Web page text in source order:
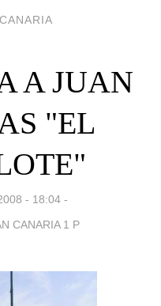
A JUAN
"EL
- 18:04 -
CANARIA 1 P